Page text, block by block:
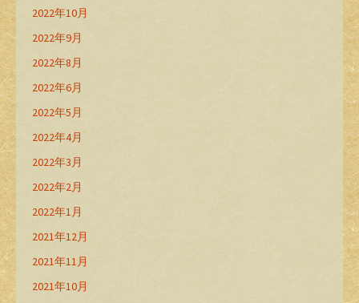
2022年10月
2022年9月
2022年8月
2022年6月
2022年5月
2022年4月
2022年3月
2022年2月
2022年1月
2021年12月
2021年11月
2021年10月